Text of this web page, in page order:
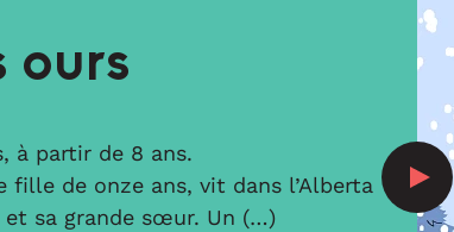
ours
à partir de 8 ans.
fille de onze ans, vit dans l’Alberta
et sa grande sœur. Un (…)